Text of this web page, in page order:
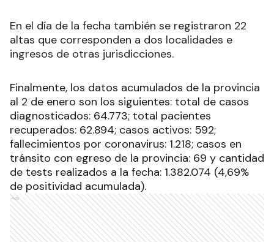
En el día de la fecha también se registraron 22
altas que corresponden a dos localidades e
ingresos de otras jurisdicciones.
Finalmente, los datos acumulados de la provincia
al 2 de enero son los siguientes: total de casos
diagnosticados: 64.773; total pacientes
recuperados: 62.894; casos activos: 592;
fallecimientos por coronavirus: 1.218; casos en
tránsito con egreso de la provincia: 69 y cantidad
de tests realizados a la fecha: 1.382.074 (4,69%
de positividad acumulada).
Ads